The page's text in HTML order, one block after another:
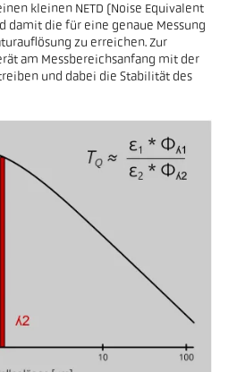
kleinen NETD (Noise Equivalent
damit die für eine genaue Messung
zu erreichen. Zur
am Messbereichsanfang mit der
und dabei die Stabilität des